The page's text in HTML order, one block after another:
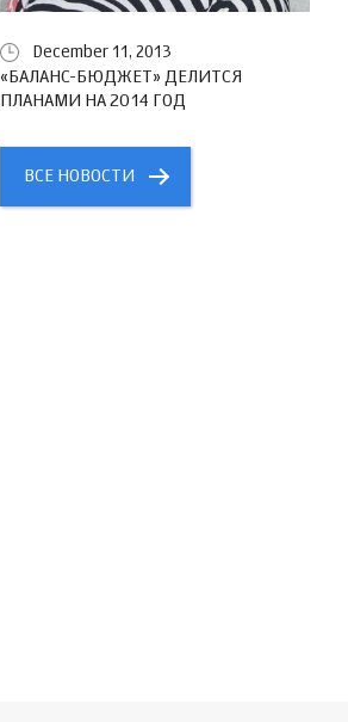
December 11, 2013
«БАЛАНС-БЮДЖЕТ» ДЕЛИТСЯ
ПЛАНАМИ НА 2014 ГОД
ВСЕ НОВОСТИ